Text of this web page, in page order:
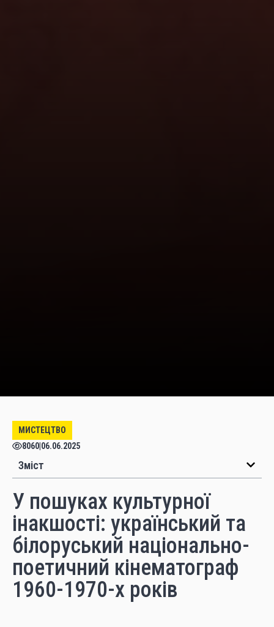
МИСТЕЦТВО
8060 06.06.2025
Зміст
У пошуках культурної
інакшості: український та
білоруський національно-
поетичний кінематограф
1960-1970-х років